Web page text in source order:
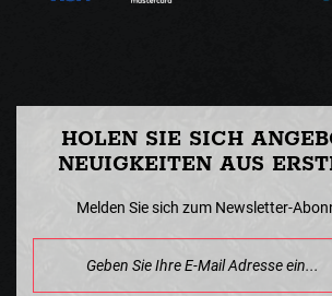
HOLEN SIE SICH
NEUIGKEITEN AUS
Melden Sie sich zum Newsletter-